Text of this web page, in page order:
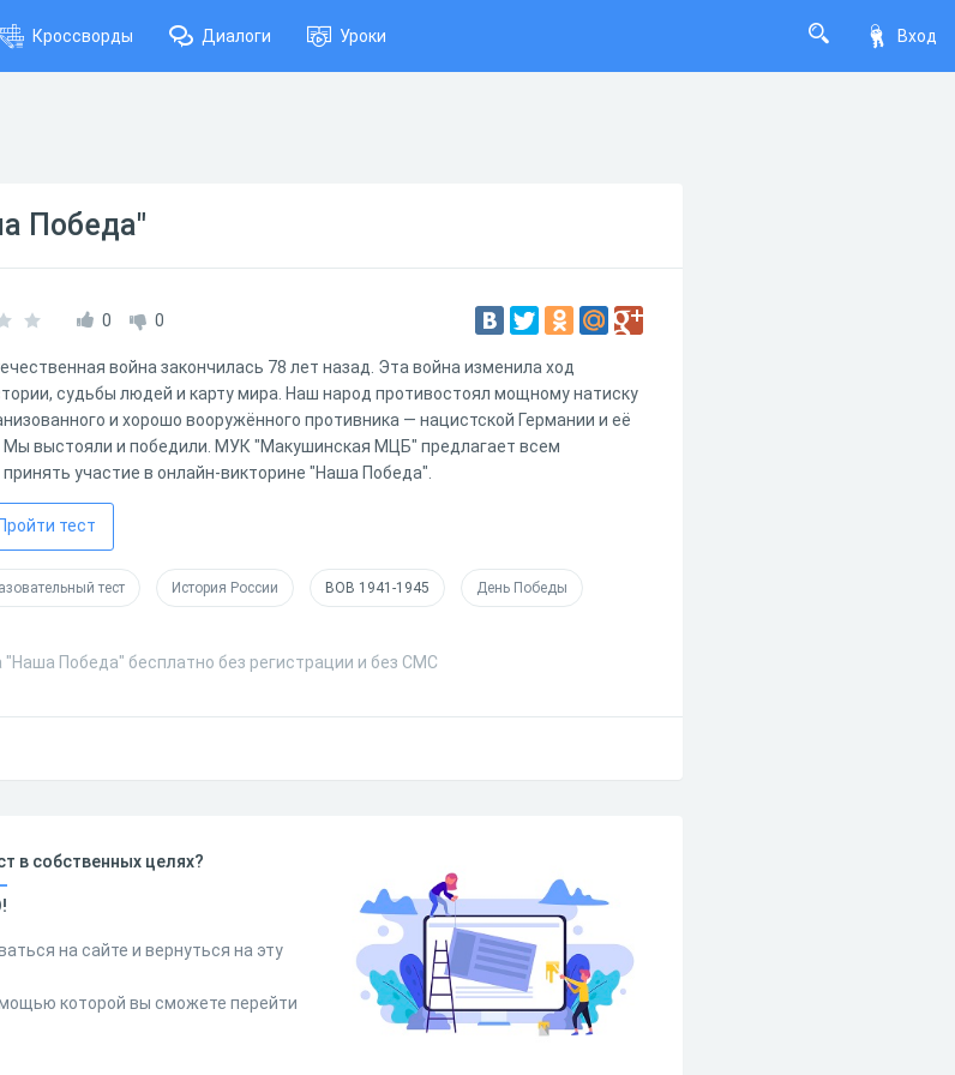
Вход
Кроссворды Диалоги Уроки
Победа"
0 0
война закончилась 78 лет назад. Эта война изменила ход
судьбы людей и карту мира. Наш народ противостоял мощному натиску
и хорошо вооружённого противника — нацистской Германии и её
Мы выстояли и победили. МУК "Макушинская МЦБ" предлагает всем
участие в онлайн-викторине "Наша Победа".
Пройти тест
тест История России ВОВ 1941-1945 День Победы
Победа" бесплатно без регистрации и без СМС
в собственных целях?
на сайте и вернуться на эту
которой вы сможете перейти